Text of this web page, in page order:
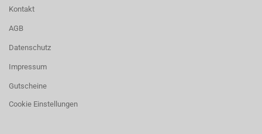
Kontakt
AGB
Datenschutz
Impressum
Gutscheine
Cookie Einstellungen